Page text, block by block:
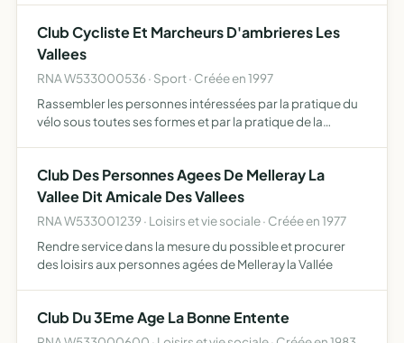
Club Cycliste Et Marcheurs D'ambrieres Les
Vallees
RNA W533000536 · Sport · Créée en 1997
Rassembler les personnes intéressées par la pratique du
vélo sous toutes ses formes et par la pratique de la
Club Des Personnes Agees De Melleray La
Vallee Dit Amicale Des Vallees
RNA W533001239 · Loisirs et vie sociale · Créée en 1977
Rendre service dans la mesure du possible et procurer
des loisirs aux personnes agées de Melleray la Vallée
Club Du 3Eme Age La Bonne Entente